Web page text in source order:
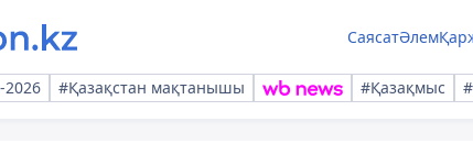
СаясатӘлем
#Қазақстан мақтанышы #Қазақмыс